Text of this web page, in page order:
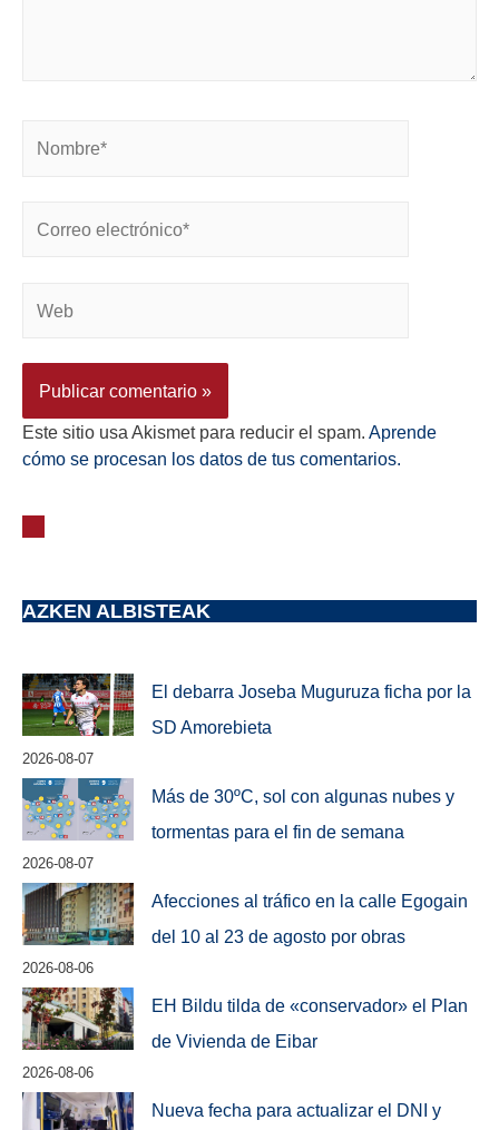
Este sitio usa Akismet para reducir el spam. Aprende
cómo se procesan los datos de tus comentarios.
AZKEN ALBISTEAK
El debarra Joseba Muguruza ficha por la
SD Amorebieta
2026-08-07
Más de 30ºC, sol con algunas nubes y
tormentas para el fin de semana
2026-08-07
Afecciones al tráfico en la calle Egogain
del 10 al 23 de agosto por obras
2026-08-06
EH Bildu tilda de «conservador» el Plan
de Vivienda de Eibar
2026-08-06
Nueva fecha para actualizar el DNI y